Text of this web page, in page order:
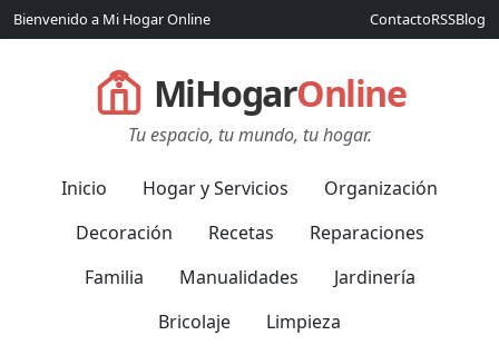
Bienvenido a Mi Hogar Online ContactoRSSBlog
MiHogarOnline
Tu espacio, tu mundo, tu hogar.
Inicio Hogar y Servicios
Organización
Decoración
Recetas
Reparaciones
Familia
Manualidades
Jardinería
Bricolaje
Limpieza